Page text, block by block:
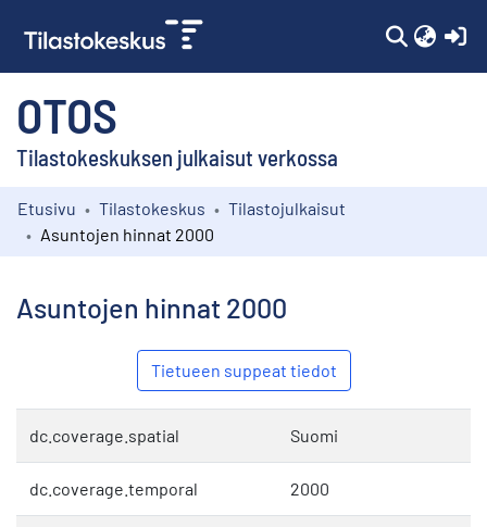
OTOS
Tilastokeskuksen julkaisut verkossa
Kokoelmat
Etusivu Tilastokeskus
Tilastojulkaisut
Asuntojen hinnat 2000
Asuntojen hinnat 2000
Tietueen suppeat tiedot
dc.coverage.spatial Suomi
dc.coverage.temporal 2000